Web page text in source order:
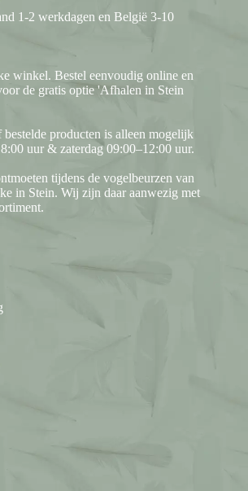
1-2 werkdagen en België 3-10
winkel. Bestel eenvoudig online en
de gratis optie 'Afhalen in Stein
producten is alleen mogelijk
uur & zaterdag 09:00–12:00 uur.
tijdens de vogelbeurzen van
in Stein. Wij zijn daar aanwezig met